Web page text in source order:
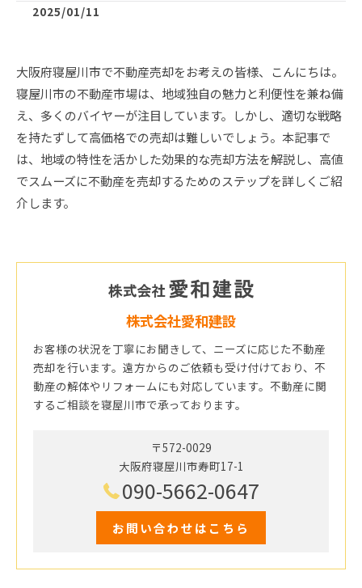
2025/01/11
大阪府寝屋川市で不動産売却をお考えの皆様、こんにちは。
寝屋川市の不動産市場は、地域独自の魅力と利便性を兼ね備
え、多くのバイヤーが注目しています。しかし、適切な戦略
を持たずして高価格での売却は難しいでしょう。本記事で
は、地域の特性を活かした効果的な売却方法を解説し、高値
でスムーズに不動産を売却するためのステップを詳しくご紹
介します。
株式会社愛和建設
お客様の状況を丁寧にお聞きして、ニーズに応じた不動産
売却を行います。遠方からのご依頼も受け付けており、不
動産の解体やリフォームにも対応しています。不動産に関
するご相談を寝屋川市で承っております。
〒572-0029
大阪府寝屋川市寿町17-1
090-5662-0647
お問い合わせはこちら